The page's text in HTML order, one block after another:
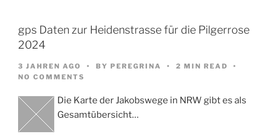
gps Daten zur Heidenstrasse für die Pilgerrose
2024
3 JAHREN AGO BY PEREGRINA
2 MIN READ
NO COMMENTS
Die Karte der Jakobswege in NRW gibt es als
Gesamtübersicht…